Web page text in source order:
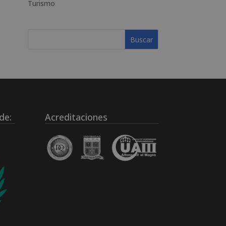
Turismo
Acreditaciones